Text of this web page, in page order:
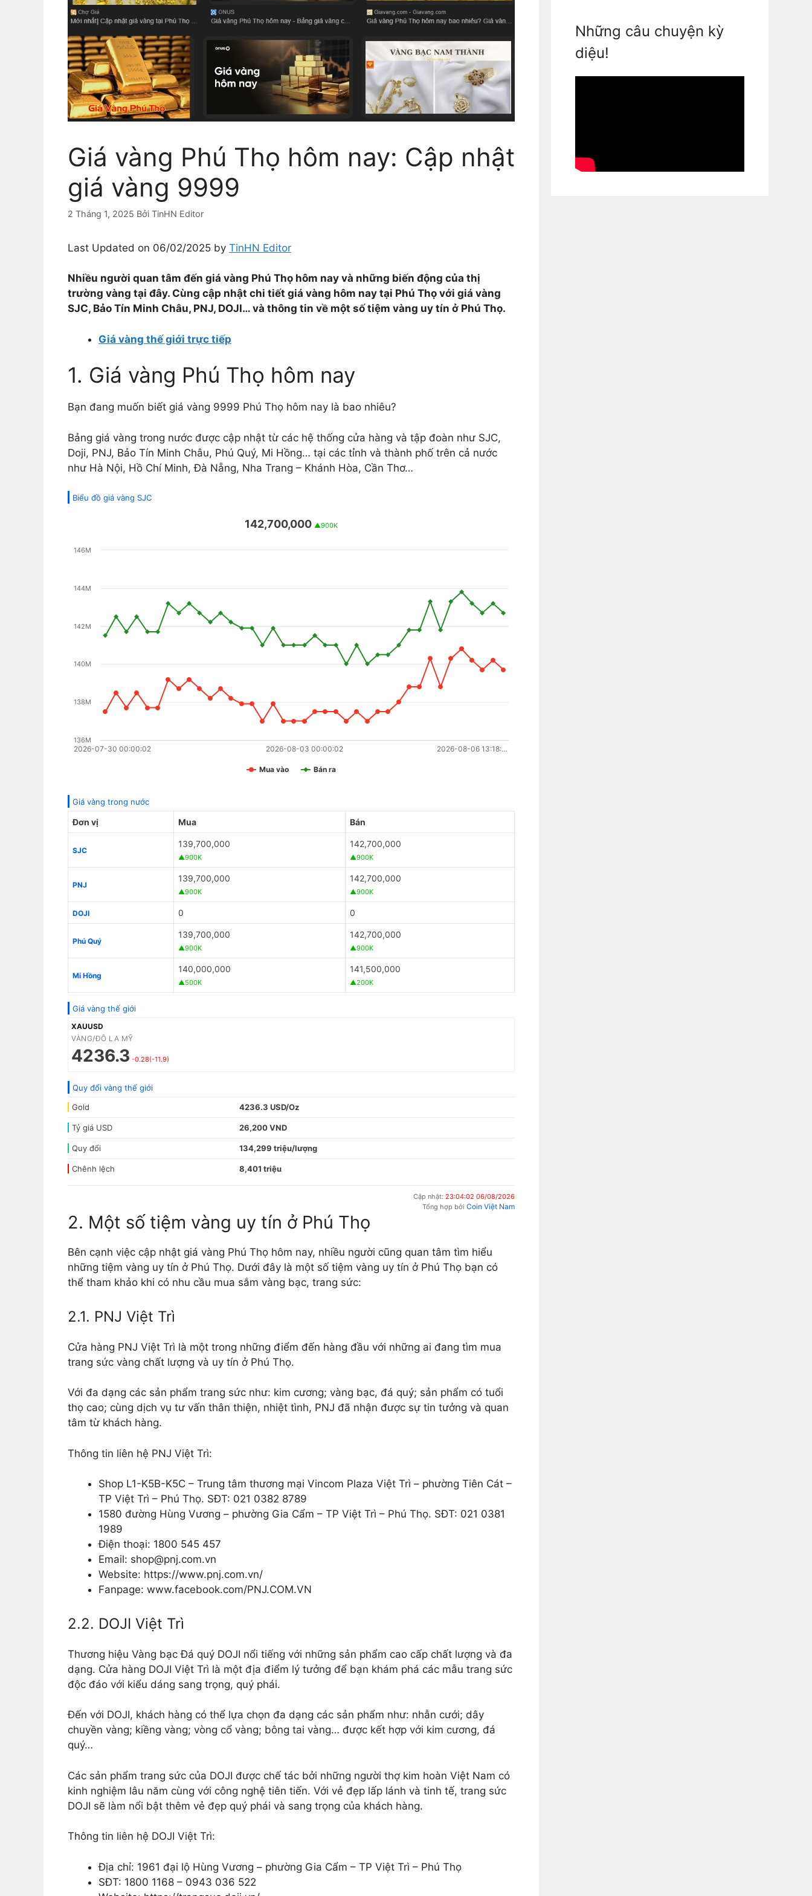
Giá vàng Phú Thọ hôm nay: Cập nhật
giá vàng 9999
2 Tháng 1, 2025 Bởi TinHN Editor
Last Updated on 06/02/2025 by TinHN Editor
Nhiều người quan tâm đến giá vàng Phú Thọ hôm nay và những biến động của thị
trường vàng tại đây. Cùng cập nhật chi tiết giá vàng hôm nay tại Phú Thọ với giá vàng
SJC, Bảo Tín Minh Châu, PNJ, DOJI… và thông tin về một số tiệm vàng uy tín ở Phú Thọ.
Giá vàng thế giới trực tiếp
1. Giá vàng Phú Thọ hôm nay
Bạn đang muốn biết giá vàng 9999 Phú Thọ hôm nay là bao nhiêu?
Bảng giá vàng trong nước được cập nhật từ các hệ thống cửa hàng và tập đoàn như SJC,
Doji, PNJ, Bảo Tín Minh Châu, Phú Quý, Mi Hồng… tại các tỉnh và thành phố trên cả nước
như Hà Nội, Hồ Chí Minh, Đà Nẵng, Nha Trang – Khánh Hòa, Cần Thơ…
Biểu đồ giá vàng SJC
142,700,000 ▲900K
Mua vào Bán ra
2026-07-30 00:00:02 2026-08-03 00:00:02 2026-08-06 13:18:…
136M
138M
140M
142M
144M
146M
Giá vàng trong nước
Đơn vị Mua Bán
SJC
139,700,000
▲900K
142,700,000
▲900K
PNJ
139,700,000
▲900K
142,700,000
▲900K
DOJI 0 0
Phú Quý
139,700,000
▲900K
142,700,000
▲900K
Mi Hồng
140,000,000
▲500K
141,500,000
▲200K
Giá vàng thế giới
XAUUSD
VÀNG/ĐÔ LA MỸ
4236.3 -0.28(-11.9)
Quy đổi vàng thế giới
Gold
4236.3 USD/Oz
Tỷ giá USD 26,200 VND
Quy đổi 134,299 triệu/lượng
Chênh lệch 8,401 triệu
Cập nhật: 23:04:02 06/08/2026
Tổng hợp bởi Coin Việt Nam
2. Một số tiệm vàng uy tín ở Phú Thọ
Bên cạnh việc cập nhật giá vàng Phú Thọ hôm nay, nhiều người cũng quan tâm tìm hiểu
những tiệm vàng uy tín ở Phú Thọ. Dưới đây là một số tiệm vàng uy tín ở Phú Thọ bạn có
thể tham khảo khi có nhu cầu mua sắm vàng bạc, trang sức:
2.1. PNJ Việt Trì
Cửa hàng PNJ Việt Trì là một trong những điểm đến hàng đầu với những ai đang tìm mua
trang sức vàng chất lượng và uy tín ở Phú Thọ.
Với đa dạng các sản phẩm trang sức như: kim cương; vàng bạc, đá quý; sản phẩm có tuổi
thọ cao; cùng dịch vụ tư vấn thân thiện, nhiệt tình, PNJ đã nhận được sự tin tưởng và quan
tâm từ khách hàng.
Thông tin liên hệ PNJ Việt Trì:
Shop L1-K5B-K5C – Trung tâm thương mại Vincom Plaza Việt Trì – phường Tiên Cát –
TP Việt Trì – Phú Thọ. SĐT: 021 0382 8789
1580 đường Hùng Vương – phường Gia Cẩm – TP Việt Trì – Phú Thọ. SĐT: 021 0381
1989
Điện thoại: 1800 545 457
Email: shop@pnj.com.vn
Website: https://www.pnj.com.vn/
Fanpage: www.facebook.com/PNJ.COM.VN
2.2. DOJI Việt Trì
Thương hiệu Vàng bạc Đá quý DOJI nổi tiếng với những sản phẩm cao cấp chất lượng và đa
dạng. Cửa hàng DOJI Việt Trì là một địa điểm lý tưởng để bạn khám phá các mẫu trang sức
độc đáo với kiểu dáng sang trọng, quý phái.
Đến với DOJI, khách hàng có thể lựa chọn đa dạng các sản phẩm như: nhẫn cưới; dây
chuyền vàng; kiềng vàng; vòng cổ vàng; bông tai vàng… được kết hợp với kim cương, đá
quý…
Các sản phẩm trang sức của DOJI được chế tác bởi những người thợ kim hoàn Việt Nam có
kinh nghiệm lâu năm cùng với công nghệ tiên tiến. Với vẻ đẹp lấp lánh và tinh tế, trang sức
DOJI sẽ làm nổi bật thêm vẻ đẹp quý phái và sang trọng của khách hàng.
Thông tin liên hệ DOJI Việt Trì:
Địa chỉ: 1961 đại lộ Hùng Vương – phường Gia Cẩm – TP Việt Trì – Phú Thọ
SĐT: 1800 1168 – 0943 036 522
Những câu chuyện kỳ
diệu!